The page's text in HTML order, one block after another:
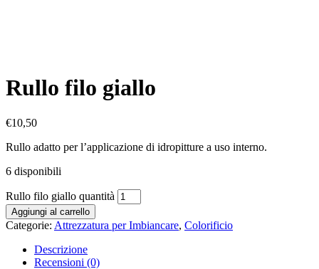
Rullo filo giallo
€10,50
Rullo adatto per l’applicazione di idropitture a uso interno.
6 disponibili
Rullo filo giallo quantità
Aggiungi al carrello
Categorie: Attrezzatura per Imbiancare, Colorificio
Descrizione
Recensioni (0)